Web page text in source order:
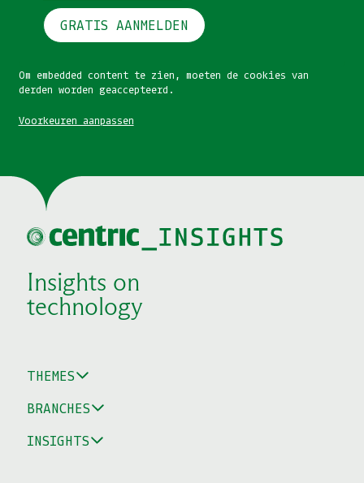
GRATIS AANMELDEN
Om embedded content te zien, moeten de cookies van
derden worden geaccepteerd.
Voorkeuren aanpassen
Insights on
technology
THEMES
BRANCHES
INSIGHTS